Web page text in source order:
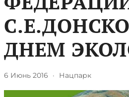
ДНЕМ
6 Июнь 2016 · Нацпарк